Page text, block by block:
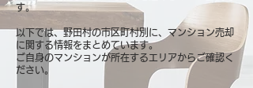
す。
以下では、野田村の市区町村別に、マンション売却
に関する情報をまとめています。
ご自身のマンションが所在するエリアからご確認く
ださい。